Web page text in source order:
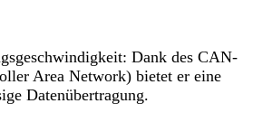
Dank des CAN-
Area Network) bietet er eine
Datenübertragung.